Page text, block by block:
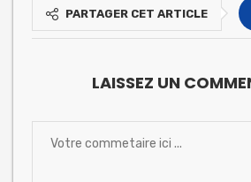
PARTAGER CET ARTICLE
LAISSEZ UN